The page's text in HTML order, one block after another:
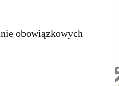
obowiązkowych